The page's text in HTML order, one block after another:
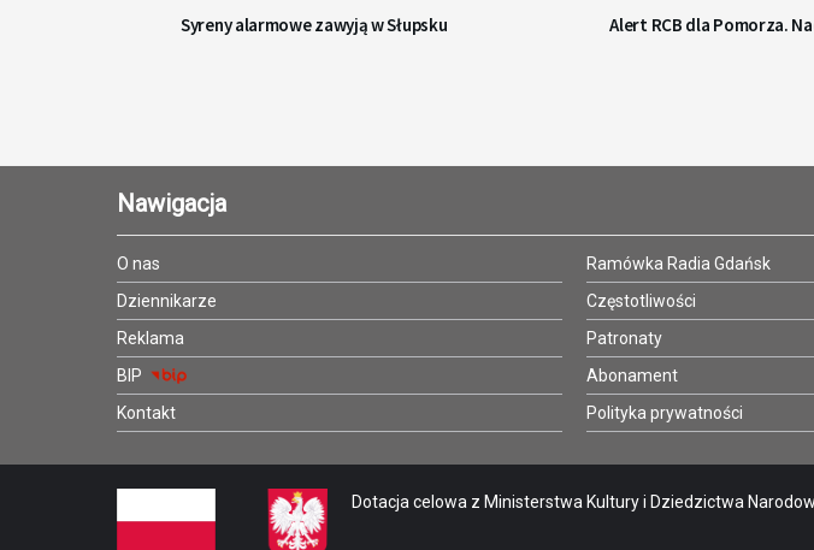
Syreny alarmowe zawyją w Słupsku Alert RCB dla Pomorza.
Nawigacja
O nas
Dziennikarze
Reklama
BIP
Kontakt
Ramówka Radia Gdańsk
Częstotliwości
Patronaty
Abonament
Polityka prywatności
Dotacja celowa z Ministerstwa Kultury i Dziedzictwa